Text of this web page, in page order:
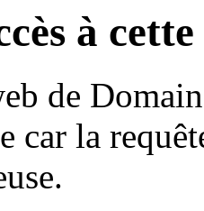
à
de
car la